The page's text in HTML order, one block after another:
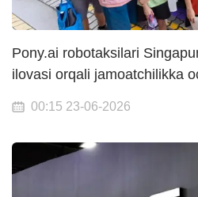
Pony.ai robotaksilari
ilovasi orqali jamoatchilikka
00:15 23-06-2026